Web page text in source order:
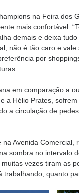
na Feira dos
mais confortável.
demais e deixa
não é tão caro e
por
em comparação a
a Hélio Prates,
a circulação de
Avenida Comercial,
sombra no intervalo
vezes tiram as
quanto